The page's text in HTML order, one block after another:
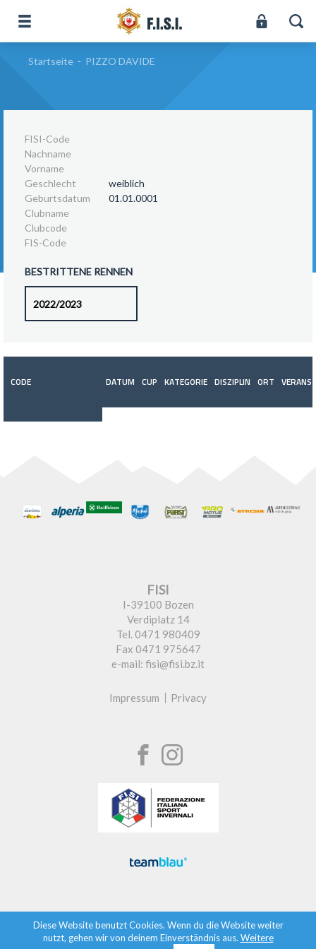
Startseite - PIZZO DAVIDE
FISI-Code
Nachname
Vorname
Geschlecht
weiblich
Geburtsdatum
01.01.0001
Clubname
Clubcode
FIS-Code
BESTRITTENE RENNEN
CODE DATUM CUP KATEGORIE DISZIPLIN ORT
FISI
I-39100 Bozen
Verdiplatz 14
Tel. 0471 980409
Fax 0471 975647
e-mail: fisi@fisi.bz.it
Impressum Privacy
Diese Website benutzt Cookies. Wenn du die Website weiter
nutzt, gehen wir von deinem Einverständnis aus. Weitere